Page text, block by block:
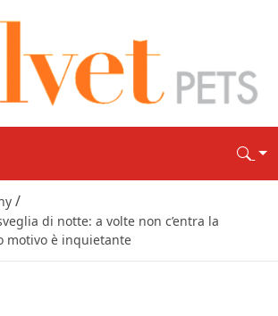
/
di notte: a volte non c’entra la
motivo è inquietante